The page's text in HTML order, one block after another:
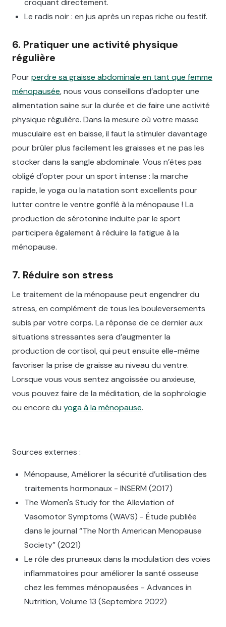
croquant directement.
Le radis noir : en jus après un repas riche ou festif.
6. Pratiquer une activité physique
régulière
Pourperdre sa graisse abdominale en tant que femme
ménopausée, nous vous conseillons d’adopter une
alimentation saine sur la durée et de faire une activité
physique régulière. Dans la mesure où votre masse
musculaire est en baisse, il faut la stimuler davantage
pour brûler plus facilement les graisses et ne pas les
stocker dans la sangle abdominale. Vous n’êtes pas
obligé d’opter pour un sport intense : la marche
rapide, le yoga ou la natation sont excellents pour
lutter contre le ventre gonflé à la ménopause ! La
production de sérotonine induite par le sport
participera également à réduire la fatigue à la
ménopause.
7. Réduire son stress
Le traitement de la ménopause peut engendrer du
stress, en complément de tous les bouleversements
subis par votre corps. La réponse de ce dernier aux
situations stressantes sera d’augmenter la
production de cortisol, qui peut ensuite elle-même
favoriser la prise de graisse au niveau du ventre.
Lorsque vous vous sentez angoissée ou anxieuse,
vous pouvez faire de la méditation, de la sophrologie
ou encore du yoga à la ménopause.
Sources externes :
Ménopause, Améliorer la sécurité d’utilisation des
traitements hormonaux - INSERM (2017)
The Women's Study for the Alleviation of
Vasomotor Symptoms (WAVS) - Étude publiée
dans le journal “The North American Menopause
Society” (2021)
Le rôle des pruneaux dans la modulation des voies
inflammatoires pour améliorer la santé osseuse
chez les femmes ménopausées - Advances in
Nutrition, Volume 13 (Septembre 2022)